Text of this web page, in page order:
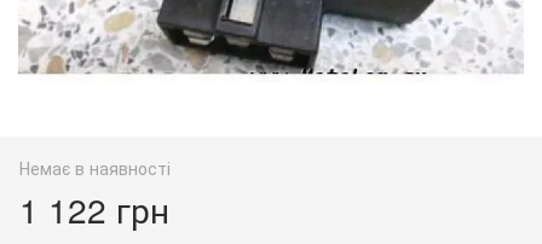
Немає в наявності
1 122 грн